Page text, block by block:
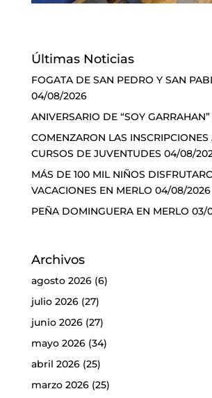
Últimas Noticias
FOGATA DE SAN PEDRO Y SAN
04/08/2026
ANIVERSARIO DE “SOY GARRAHAN”
COMENZARON LAS INSCRIPCIONES
CURSOS DE JUVENTUDES 04/08/
MÁS DE 100 MIL NIÑOS
VACACIONES EN MERLO 04/08/2026
PEÑA DOMINGUERA EN MERLO 03/
Archivos
agosto 2026(6)
julio 2026(27)
junio 2026(27)
mayo 2026(34)
abril 2026(25)
marzo 2026(25)